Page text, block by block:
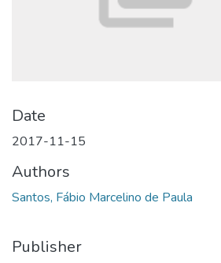
Date
2017-11-15
Authors
Santos, Fábio Marcelino de Paula
Publisher